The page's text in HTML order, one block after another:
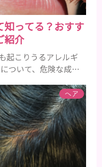
知ってる？おすす
紹介
起こりうるアレルギ
ついて、危険な成分
れのある成分 まず、
ているどの成分にア
あるのかを説明しま
ナメルを守り強くし
•香味料 ･･･歯磨き
ヘア